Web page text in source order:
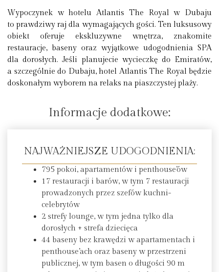
Wypoczynek w hotelu Atlantis The Royal w Dubaju
to prawdziwy raj dla wymagających gości. Ten luksusowy
obiekt oferuje ekskluzywne wnętrza, znakomite
restauracje, baseny oraz wyjątkowe udogodnienia SPA
dla dorosłych. Jeśli planujecie wycieczkę do Emiratów,
a szczególnie do Dubaju, hotel Atlantis The Royal będzie
doskonałym wyborem na relaks na piaszczystej plaży.
Informacje dodatkowe:
NAJWAŻNIEJSZE UDOGODNIENIA:
795 pokoi, apartamentów i penthouse’ów
17 restauracji i barów, w tym 7 restauracji
prowadzonych przez szefów kuchni-
celebrytów
2 strefy lounge, w tym jedna tylko dla
dorosłych + strefa dziecięca
44 baseny bez krawędzi w apartamentach i
penthouse’ach oraz baseny w przestrzeni
publicznej, w tym basen o długości 90 m